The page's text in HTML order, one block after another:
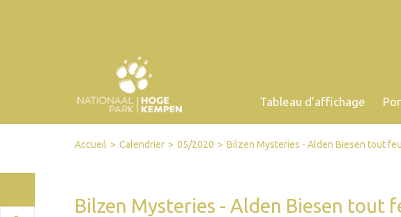
Tableau d’affichage
Facebook
TwitterSend by email
Printer-friendly version
Accueil Calendrier 05/2020 Bilzen Mysteries - Alden Biesen tout
Bilzen Mysteries - Alden Biesen tout